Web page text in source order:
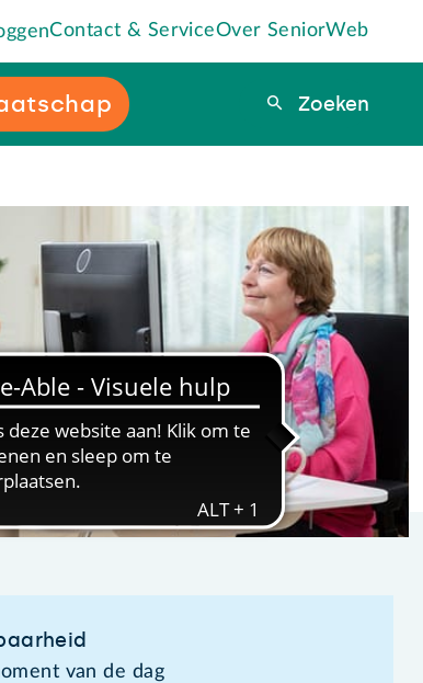
Contact & ServiceOver SeniorWeb
Zoeken
Zoeken
van de dag